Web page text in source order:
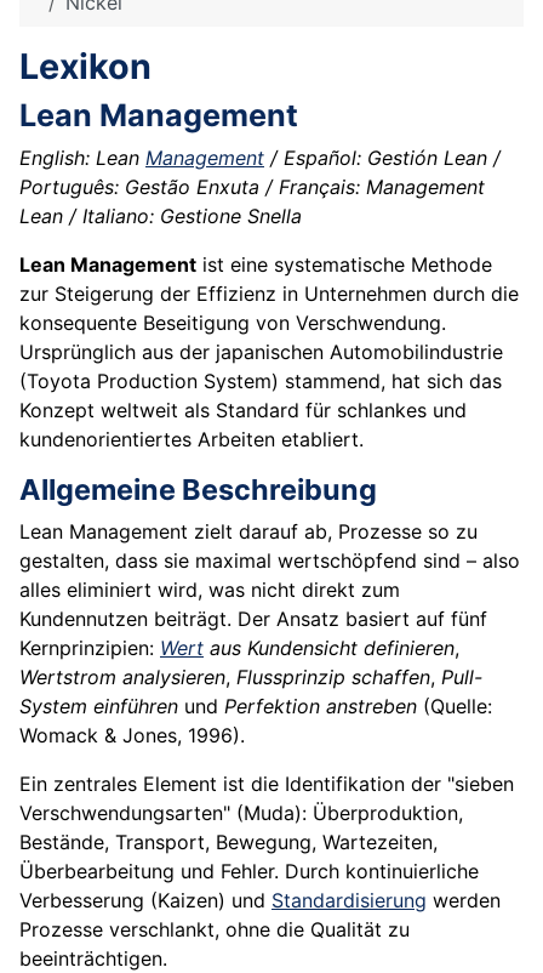
Lexikon
Lean Management
English: Lean Management / Español: Gestión Lean /
Português: Gestão Enxuta / Français: Management
Lean / Italiano: Gestione Snella
Lean Management ist eine systematische Methode
zur Steigerung der Effizienz in Unternehmen durch die
konsequente Beseitigung von Verschwendung.
Ursprünglich aus der japanischen Automobilindustrie
(Toyota Production System) stammend, hat sich das
Konzept weltweit als Standard für schlankes und
kundenorientiertes Arbeiten etabliert.
Allgemeine Beschreibung
Lean Management zielt darauf ab, Prozesse so zu
gestalten, dass sie maximal wertschöpfend sind – also
alles eliminiert wird, was nicht direkt zum
Kundennutzen beiträgt. Der Ansatz basiert auf fünf
Kernprinzipien: Wert aus Kundensicht definieren,
Wertstrom analysieren, Flussprinzip schaffen, Pull-
System einführen und Perfektion anstreben (Quelle:
Womack & Jones, 1996).
Ein zentrales Element ist die Identifikation der "sieben
Verschwendungsarten" (Muda): Überproduktion,
Bestände, Transport, Bewegung, Wartezeiten,
Überbearbeitung und Fehler. Durch kontinuierliche
Verbesserung (Kaizen) und Standardisierung werden
Prozesse verschlankt, ohne die Qualität zu
beeinträchtigen.